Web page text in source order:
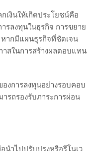
เงินให้เกิดประโยชน์คือ
รลงทุนในธุรกิจ การขยาย
หากมีแผนธุรกิจที่ชัดเจน
าสในการสร้างผลตอบแทน
งการลงทุนอย่างรอบคอบ
ารถรองรับภาระการผ่อน
นำไปปรับปรุงหรือรีโนเว